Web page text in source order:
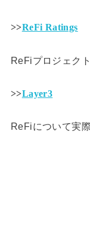
>>ReFi Ratings
ReFiプロジェク
>>Layer3
ReFiについて実